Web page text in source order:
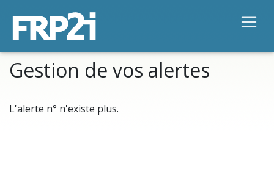
Gestion de vos alertes
L'alerte n° n'existe plus.